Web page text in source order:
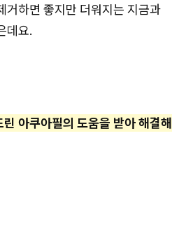
거하면 좋지만 더워지는 지금과
데요.
아쿠아필의 도움을 받아 해결해